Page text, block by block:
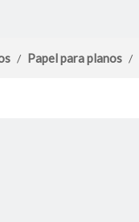
/ Papel para planos /